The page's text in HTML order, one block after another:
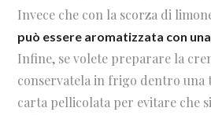
Invece che con la scorza di
può essere aromatizzata con
Infine, se volete preparare la
conservatela in frigo dentro una
carta pellicolata per evitare che